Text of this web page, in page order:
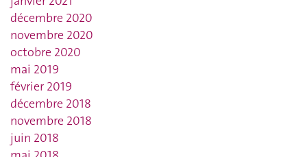
décembre 2020
novembre 2020
octobre 2020
mai 2019
février 2019
décembre 2018
novembre 2018
juin 2018